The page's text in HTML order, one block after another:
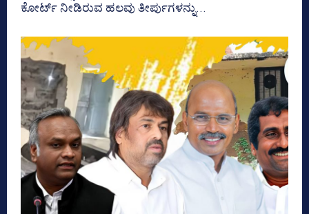
ಕೋರ್ಟ್‌ ನೀಡಿರುವ ಹಲವು ತೀರ್ಪುಗಳನ್ನು...